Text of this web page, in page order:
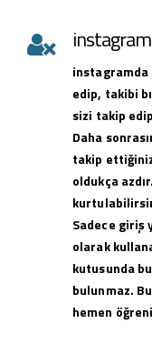
instagramda
edip, takibi
sizi takip
Daha
takip
oldukça
Sadece giriş
olarak
kutusunda
bulunmaz.
hemen